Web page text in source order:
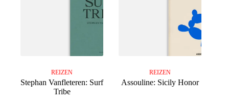
REIZEN
Stephan Vanfleteren: Surf
Tribe
REIZEN
Assouline: Sicily Honor